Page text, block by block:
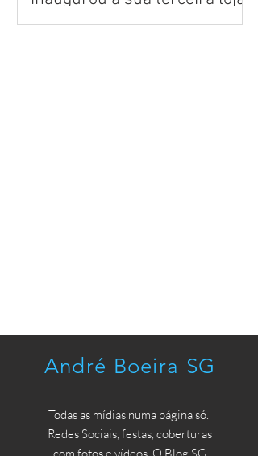
em Cachoeirinha
André Boeira SG
Todas as mídias numa página só.
Redes Sociais, festas, coberturas